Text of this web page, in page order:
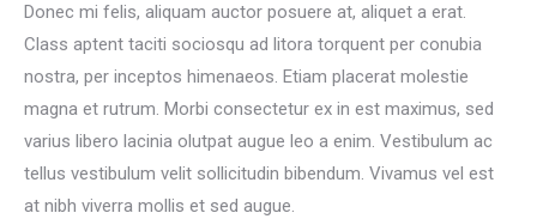
Donec mi felis, aliquam auctor posuere at, aliquet a erat.
Class aptent taciti sociosqu ad litora torquent per conubia
nostra, per inceptos himenaeos. Etiam placerat molestie
magna et rutrum. Morbi consectetur ex in est maximus, sed
varius libero lacinia olutpat augue leo a enim. Vestibulum ac
tellus vestibulum velit sollicitudin bibendum. Vivamus vel est
at nibh viverra mollis et sed augue.